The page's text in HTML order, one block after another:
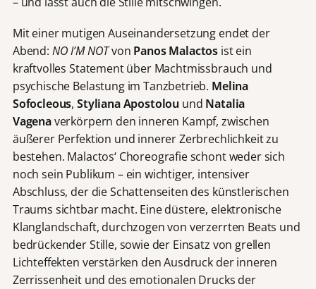
Mit einer mutigen Auseinandersetzung endet der
Abend: NO I’M NOTvon Panos Malactos ist ein
kraftvolles Statement über Machtmissbrauch und
psychische Belastung im Tanzbetrieb. Melina
Sofocleous, Styliana Apostolou und Natalia
Vagenaverkörpern den inneren Kampf, zwischen
äußerer Perfektion und innerer Zerbrechlichkeit zu
bestehen. Malactos‘ Choreografie schont weder sich
noch sein Publikum – ein wichtiger, intensiver
Abschluss, der die Schattenseiten des künstlerischen
Traums sichtbar macht. Eine düstere, elektronische
Klanglandschaft, durchzogen von verzerrten Beats und
bedrückender Stille, sowie der Einsatz von grellen
Lichteffekten verstärken den Ausdruck der inneren
Zerrissenheit und des emotionalen Drucks der